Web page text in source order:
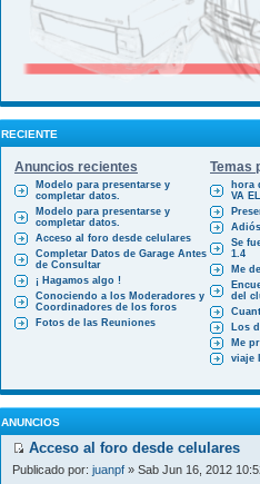
RECIENTE
Anuncios recientes Temas
Modelo para presentarse y
completar datos.
Modelo para presentarse y
completar datos.
Acceso al foro desde celulares
Completar Datos de Garage Antes
de Consultar
¡ Hagamos algo !
Conociendo a los Moderadores y
Coordinadores de los foros
Fotos de las Reuniones
hora
VA
Se
1.4
Me
del
Los
Me
viaje
ANUNCIOS
Acceso al foro desde celulares
Publicado por: juanpf » Sab Jun 16, 2012